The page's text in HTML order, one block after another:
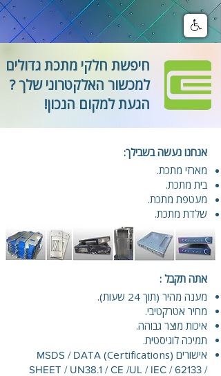
חיפשת חלקי מתכת גדולים
למכשור האלקטרוני שלך ?
!הגעת למקום הנכון
אנחנו נעשה בשבילך:
מארזי מתכת.
בית מתכת.
מעטפת מתכת.
שלדת מתכת.
אתה תקבל :
מענה מהיר (תוך 24 שעות).
מחיר אטרקטיבי.
איכות מוצר גבוהה.
תמיכה לוגיסטית.
אישורים (Certifications)
MSDS / DATA
SHEET / UN38.1 / CE /UL / IEC / 62133 /